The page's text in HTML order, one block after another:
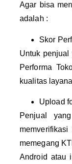
Agar bisa
adalah :
Skor
Untuk penjual
Performa
kualitas
Upload
Penjual
memegang
Android atau